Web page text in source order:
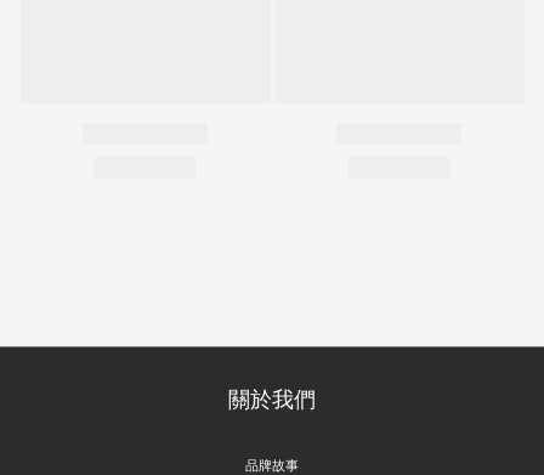
關於我們
品牌故事